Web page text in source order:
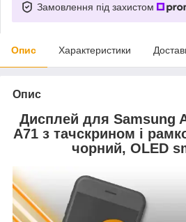
Замовлення під захистом
Опис Характеристики
Опис
Дисплей для Samsung
A71 з тачскрином і
чорний, OLED